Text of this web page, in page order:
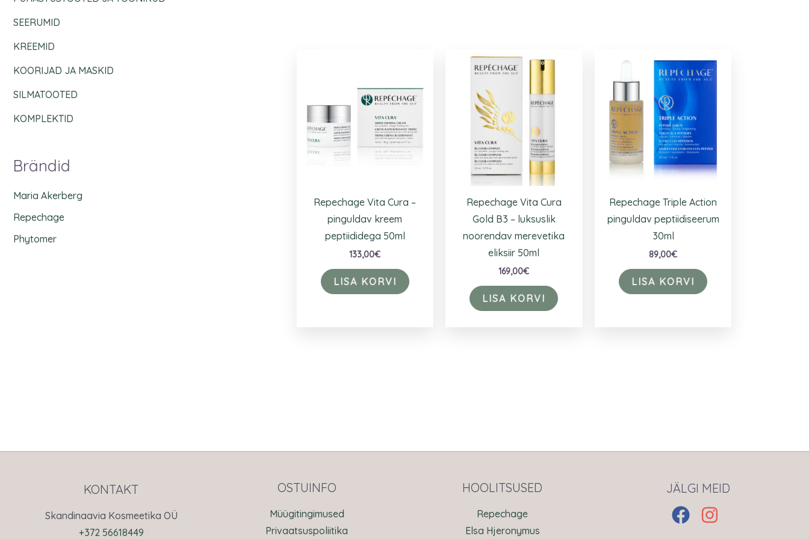
SEERUMID
KREEMID
KOORIJAD JA MASKID
SILMATOOTED
KOMPLEKTID
Brändid
Maria Akerberg
Repechage
Phytomer
Repechage Vita Cura –
pinguldav kreem
peptiididega 50ml
133,00€
LISA KORVI
Repechage Vita Cura
Gold B3 – luksuslik
noorendav merevetika
eliksiir 50ml
169,00€
LISA KORVI
Repechage Triple Action
pinguldav peptiidiseerum
30ml
89,00€
LISA KORVI
KONTAKT
Skandinaavia Kosmeetika OÜ
+372 56618449
OSTUINFO
Müügitingimused
Privaatsuspoliitika
HOOLITSUSED
Repechage
Elsa Hjeronymus
JÄLGI MEID